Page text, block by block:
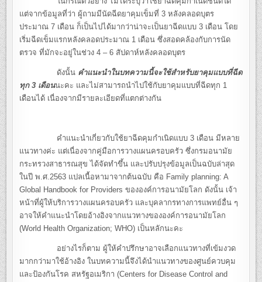
แต่จากข้อมูลที่ว่า ผู้ถามมีนัดฉีดยาคุมเข็มที่ 3 หลังคลอดบุตร
ประมาณ 7 เดือน ก็เป็นไปได้มากว่าน่าจะเป็นยาฉีดแบบ 3 เดือน โดย
เริ่มฉีดเข็มแรกหลังคลอดประมาณ 1 เดือน ซึ่งสอดคล้องกับการนัด
ตรวจ ที่มักจะอยู่ในช่วง 4 – 6 สัปดาห์หลังคลอดบุตร
ดังนั้น คำแนะนำในบทความนี้จะใช้สำหรับยาคุมแบบที่ฉีด
ทุก 3 เดือนนะคะ และไม่สามารถนำไปใช้กับยาคุมแบบที่ฉีดทุก 1
เดือนได้ เนื่องจากมีรายละเอียดที่แตกต่างกัน
คำแนะนำเกี่ยวกับใช้ยาฉีดคุมกำเนิดแบบ 3 เดือน มีหลาย
แนวทางค่ะ แต่เนื่องจากคู่มือการวางแผนครอบครัว ซึ่งกรมอนามัย
กระทรวงสาธารณสุข ได้จัดทำขึ้น และปรับปรุงข้อมูลเป็นฉบับล่าสุด
ในปี พ.ศ.2563 แปลเนื้อหามาจากต้นฉบับ คือ Family planning: A
Global Handbook for Providers ขององค์การอนามัยโลก ดังนั้น เจ้า
หน้าที่ผู้ให้บริการวางแผนครอบครัว และบุคลากรทางการแพทย์อื่น ๆ
อาจให้คำแนะนำโดยอ้างอิงจากแนวทางขององค์การอนามัยโลก
(World Health Organization; WHO) เป็นหลักนะคะ
อย่างไรก็ตาม ผู้ให้คำปรึกษาอาจเลือกแนวทางที่เข้มงวด
มากกว่ามาใช้อ้างอิง ในบทความนี้จึงได้นำแนวทางของศูนย์ควบคุม
และป้องกันโรค สหรัฐอเมริกา (Centers for Disease Control and